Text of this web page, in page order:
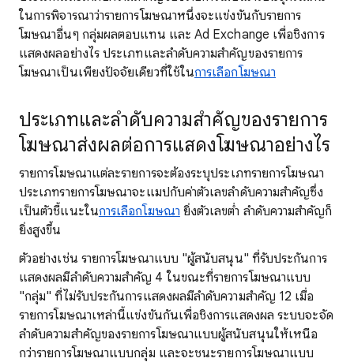
ในการพิจารณาว่ารายการโฆษณาหนึ่งจะแข่งขันกับรายการ
โฆษณาอื่นๆ กลุ่มผลตอบแทน และ Ad Exchange เพื่อชิงการ
แสดงผลอย่างไร ประเภทและลำดับความสำคัญของรายการ
โฆษณาเป็นเพียงปัจจัยเดียวที่ใช้ในการเลือกโฆษณา
ประเภทและลำดับความสำคัญของรายการ
โฆษณาส่งผลต่อการแสดงโฆษณาอย่างไร
รายการโฆษณาแต่ละรายการจะต้องระบุประเภทรายการโฆษณา
ประเภทรายการโฆษณาจะแมปกับค่าตัวเลขลำดับความสำคัญซึ่ง
เป็นตัวชี้แนะในการเลือกโฆษณา ยิ่งตัวเลขต่ำ ลำดับความสำคัญก็
ยิ่งสูงขึ้น
ตัวอย่างเช่น รายการโฆษณาแบบ "ผู้สนับสนุน" ที่รับประกันการ
แสดงผลมีลำดับความสำคัญ 4 ในขณะที่รายการโฆษณาแบบ
"กลุ่ม" ที่ไม่รับประกันการแสดงผลมีลำดับความสำคัญ 12 เมื่อ
รายการโฆษณาเหล่านี้แข่งขันกันเพื่อชิงการแสดงผล ระบบจะจัด
ลำดับความสำคัญของรายการโฆษณาแบบผู้สนับสนุนให้เหนือ
กว่ารายการโฆษณาแบบกลุ่ม และจะชนะรายการโฆษณาแบบ